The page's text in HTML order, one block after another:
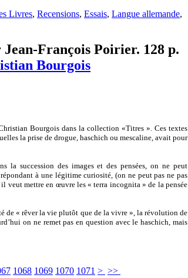
Livres, Recensions, Essais, Langue allemande,
François Poirier. 128 p.
Bourgois
Bourgois dans la collection «Titres ». Ces textes
la prise de drogue, haschich ou mescaline, avait pour
la succession des images et des pensées, on ne peut
à une légitime curiosité, (on ne peut pas ne pas
veut mettre en œuvre les « terra incognita » de la pensée
de « rêver la vie plutôt que de la vivre », la révolution de
on ne remet pas en question avec le haschich, mais
1068 1069 1070 1071 > >>